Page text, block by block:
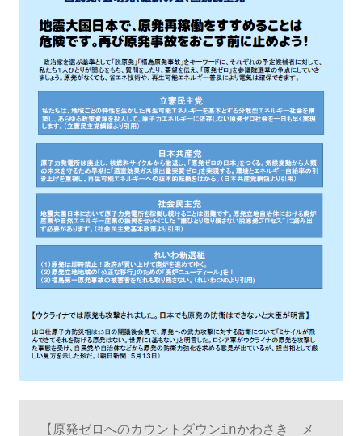
2026.5.15 原発をとめた人びと
問合せ・メルマガ
【原発ゼロへのカウントダウンinかわさき　メ